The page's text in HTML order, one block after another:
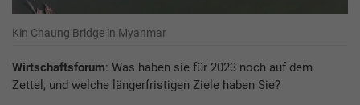
Kin Chaung Bridge in Myanmar
Wirtschaftsforum: Was haben sie für 2023 noch auf dem
Zettel, und welche längerfristigen Ziele haben Sie?